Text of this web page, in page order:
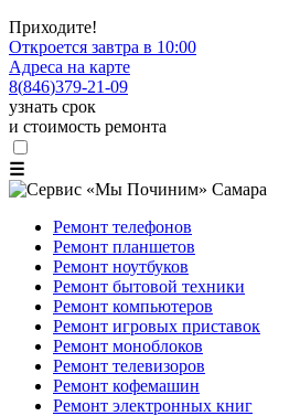
Приходите!
Откроется завтра в 10:00
Адреса на карте
8(846)379-21-09
узнать срок
и стоимость ремонта
☰
Ремонт телефонов
Ремонт планшетов
Ремонт ноутбуков
Ремонт бытовой техники
Ремонт компьютеров
Ремонт игровых приставок
Ремонт моноблоков
Ремонт телевизоров
Ремонт кофемашин
Ремонт электронных книг